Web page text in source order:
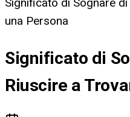
una Persona
Significato di
Riuscire a